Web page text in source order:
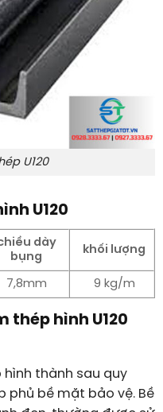
U120
U120
dày
bụng
khối lượng
7,8mm 9 kg/m
thép hình U120
thành sau quy
phủ bề mặt bảo vệ. Bề